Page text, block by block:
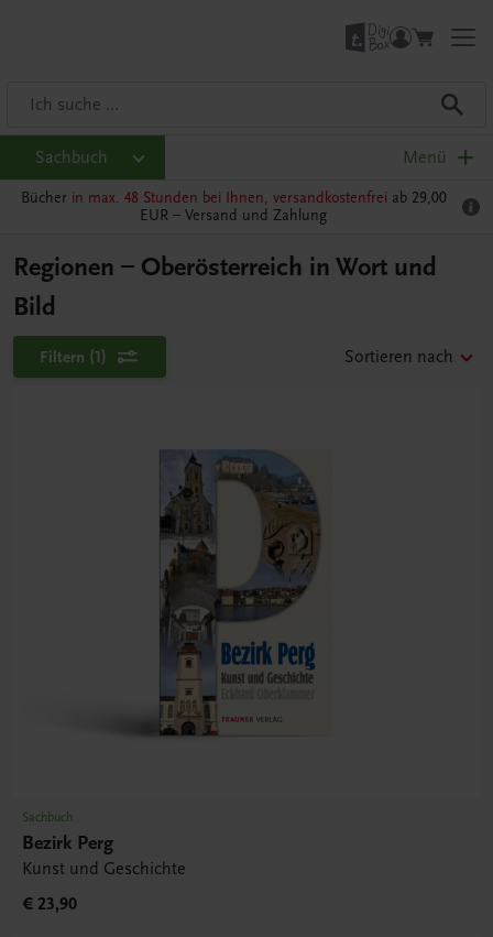
Sachbuch Menü
Bücher in max. 48 Stunden bei Ihnen, versandkostenfrei ab 29,00
EUR – Versand und Zahlung
Regionen – Oberösterreich in Wort und
Bild
Filtern (1) Sortieren nach
Sachbuch
Bezirk Perg
Kunst und Geschichte
€ 23,90